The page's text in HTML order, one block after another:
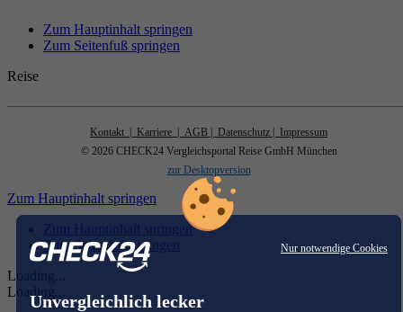
Nur notwendige Cookies
Unvergleichlich lecker
Zum Hauptinhalt springen
Zum Seitenfuß springen
Reise
Kontakt | Karriere | AGB | Datenschutz
| Impressum
© 2026 CHECK24 Vergleichsportal Reise GmbH München
zur Desktopversion
Zum Hauptinhalt springen
Zum Hauptinhalt springen
Zum Seitenfuß springen
Loading...
Loading...